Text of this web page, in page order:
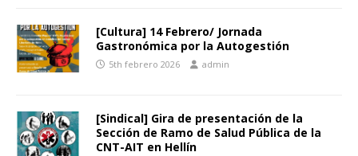
[Cultura] 14 Febrero/ Jornada
Gastronómica por la Autogestión
5th febrero 2026 admin
[Sindical] Gira de presentación de la
Sección de Ramo de Salud Pública de la
CNT-AIT en Hellín